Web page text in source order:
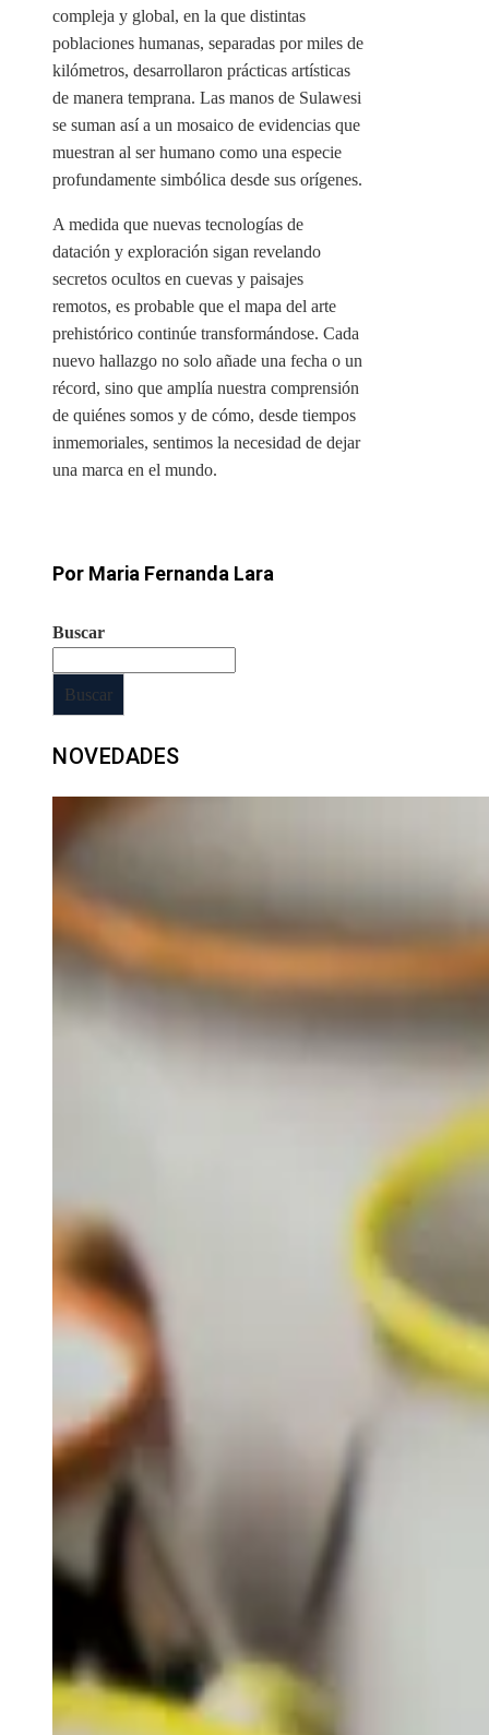
compleja y global, en la que distintas
poblaciones humanas, separadas por miles de
kilómetros, desarrollaron prácticas artísticas
de manera temprana. Las manos de Sulawesi
se suman así a un mosaico de evidencias que
muestran al ser humano como una especie
profundamente simbólica desde sus orígenes.
A medida que nuevas tecnologías de
datación y exploración sigan revelando
secretos ocultos en cuevas y paisajes
remotos, es probable que el mapa del arte
prehistórico continúe transformándose. Cada
nuevo hallazgo no solo añade una fecha o un
récord, sino que amplía nuestra comprensión
de quiénes somos y de cómo, desde tiempos
inmemoriales, sentimos la necesidad de dejar
una marca en el mundo.
Por Maria Fernanda Lara
Buscar
Buscar
NOVEDADES